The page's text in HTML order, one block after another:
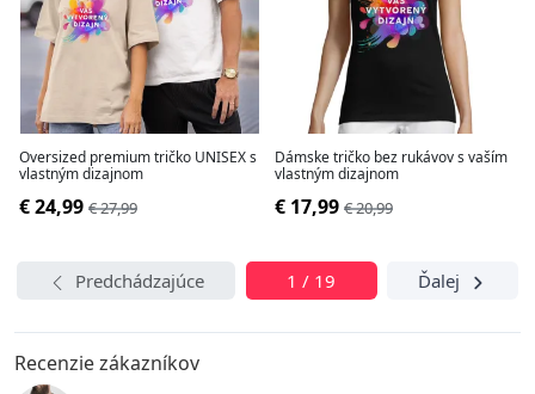
Recenzie zákazníkov
Oversized premium tričko UNISEX s
vlastným dizajnom
€ 24,99 € 27,99
Dámske tričko bez rukávov s vaším
vlastným dizajnom
€ 17,99 € 20,99
Predchádzajúce 1 / 19 Ďalej